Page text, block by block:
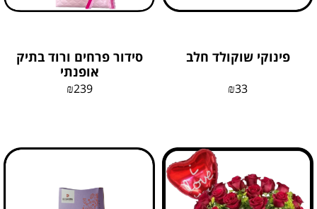
פינוקי שוקולד חלב
₪33
סידור פרחים ורוד בתיק
אופנתי
₪239